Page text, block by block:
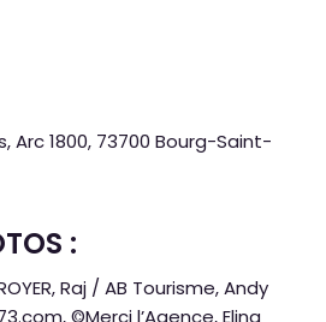
Arc 1800, 73700 Bourg-Saint-
:
Raj / AB Tourisme, Andy
©Merci l’Agence, Elina